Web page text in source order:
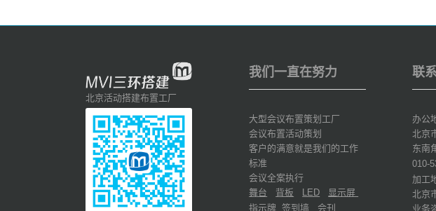
北京活动搭建布置工厂
我们一直在努力
大型会议布置策划工厂
会议布置活动策划
客户的满意就是我们的工作
标准
会议全案执行
舞台
背板 LED
显示屏
指示牌 签到墙 会刊
联
办公
北京
东南
010-
加工
北京
业务